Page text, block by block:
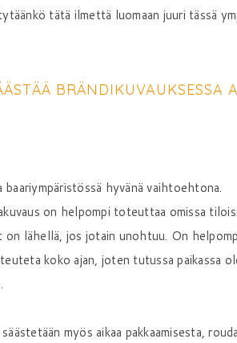
tätä ilmettä luomaan juuri tässä
BRÄNDIKUVAUKSESSA
baariympäristössä hyvänä vaihtoehtona.
on helpompi toteuttaa omissa
lähellä, jos jotain unohtuu. On
koko ajan, joten tutussa paikassa
myös aikaa pakkaamisesta,